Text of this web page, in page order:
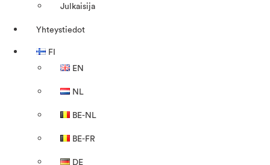
Julkaisija
Yhteystiedot
FI
EN
NL
BE-NL
BE-FR
DE